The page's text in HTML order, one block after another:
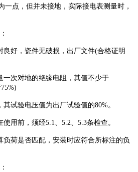
点，但并未接地，实际接电表测量时，
好，瓷件无破损，出厂文件(合格证明
次对地的绝缘电阻，其值不少于
验电压值为出厂试验值的80%。
前，须经5.1、5.2、5.3条检查。
荷是否匹配，安装时应符合所标注的负